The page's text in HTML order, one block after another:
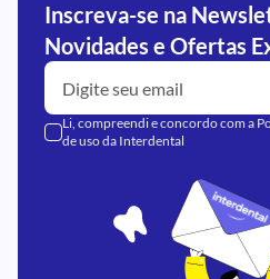
Inscreva-se na
Novidades e Ofertas
Li, compreendi e concordo com a
de usoda Interdental